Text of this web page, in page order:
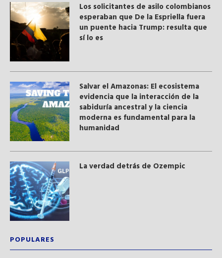
Los solicitantes de asilo colombianos
esperaban que De la Espriella fuera
un puente hacia Trump: resulta que
sí lo es
Salvar el Amazonas: El ecosistema
evidencia que la interacción de la
sabiduría ancestral y ​la ciencia
moderna​ es fundamental para la
humanidad
La verdad detrás de Ozempic
POPULARES